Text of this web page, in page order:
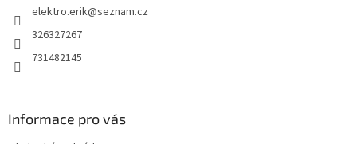
elektro.erik@seznam.cz
326327267
731482145
Informace pro vás